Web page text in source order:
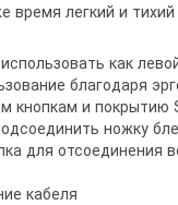
время легкий и тихий
как
благодаря
кнопкам и покрытию
ножку
для отсоединения
кабеля